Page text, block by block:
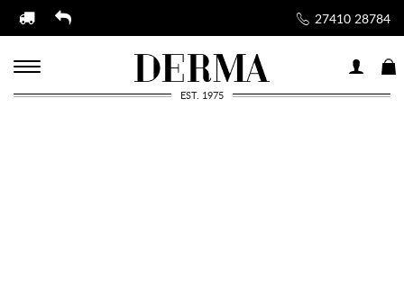
27410 28784
EST. 1975